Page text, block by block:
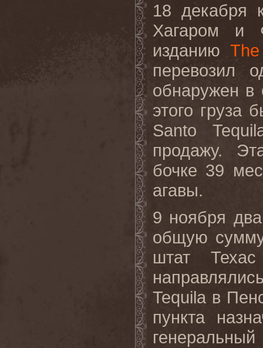
18 декабря
Хагаром и
изданию The
перевозил
обнаружен в
этого груза
Santo
продажу.
бочке 39
агавы.
9 ноября
общую
штат
Tequila в
пункта